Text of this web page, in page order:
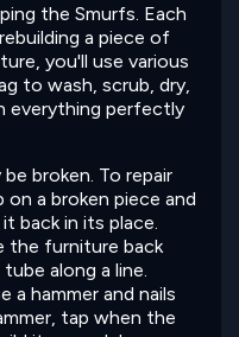
the Smurfs. Each
a piece of
you'll use various
to wash, scrub, dry,
everything perfectly
broken. To repair
a broken piece and
back in its place.
the furniture back
along a line.
a hammer and nails
tap when the